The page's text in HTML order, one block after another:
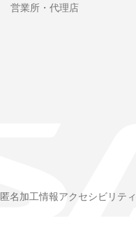
営業所・代理店
匿名加工情報アクセシビリティ